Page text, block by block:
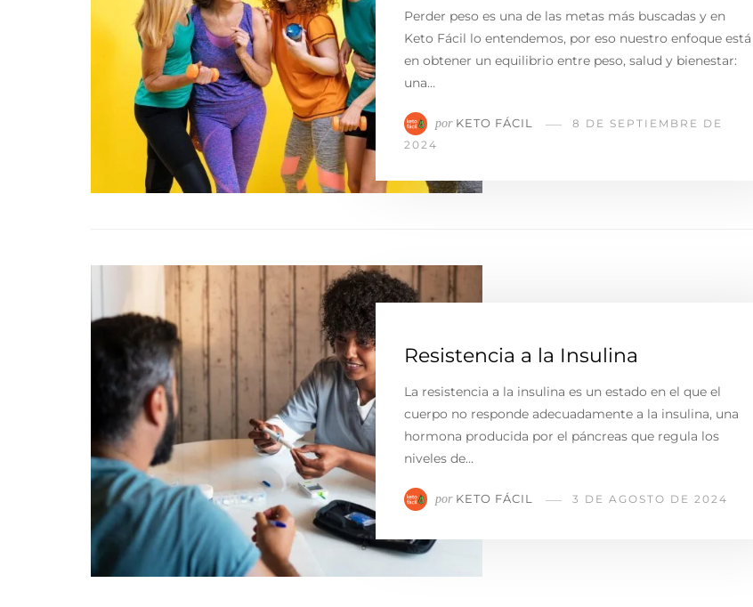
Perder peso es una de las metas más buscadas y en
Keto Fácil lo entendemos, por eso nuestro enfoque está
en obtener un equilibrio entre peso, salud y bienestar:
una…
por KETO FÁCIL
8 DE SEPTIEMBRE DE
2024
Resistencia a la Insulina
La resistencia a la insulina es un estado en el que el
cuerpo no responde adecuadamente a la insulina, una
hormona producida por el páncreas que regula los
niveles de…
por KETO FÁCIL 3 DE AGOSTO DE 2024